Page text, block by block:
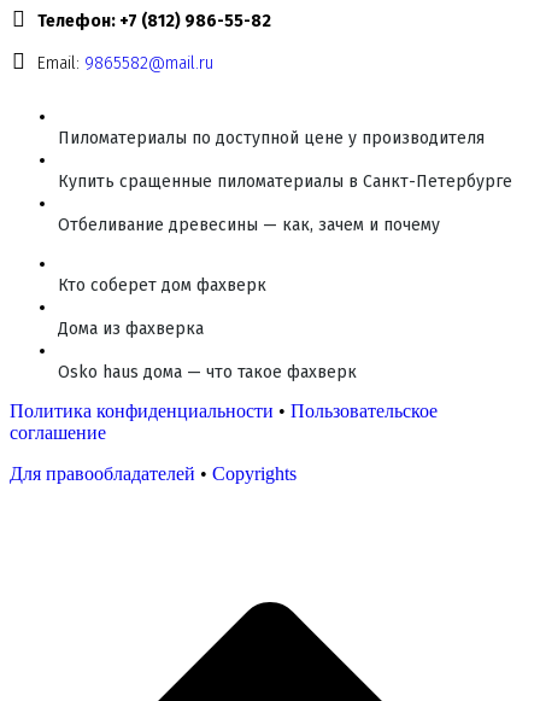
Телефон: +7 (812) 986-55-82
Email: 9865582@mail.ru
Пиломатериалы по доступной цене у производителя
Купить сращенные пиломатериалы в Санкт-Петербурге
Отбеливание древесины — как, зачем и почему
Кто соберет дом фахверк
Дома из фахверка
Osko haus дома — что такое фахверк
Политика конфиденциальности • Пользовательское
соглашение
Для правообладателей • Copyrights